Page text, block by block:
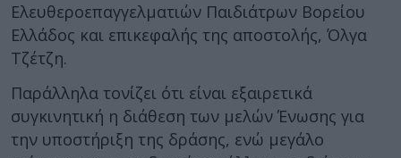
Ελευθεροεπαγγελματιών Παιδιάτρων Βορείου
Ελλάδος και επικεφαλής της αποστολής, Όλγα
Τζέτζη.
Παράλληλα τονίζει ότι είναι εξαιρετικά
συγκινητική η διάθεση των μελών Ένωσης για
την υποστήριξη της δράσης, ενώ μεγάλο